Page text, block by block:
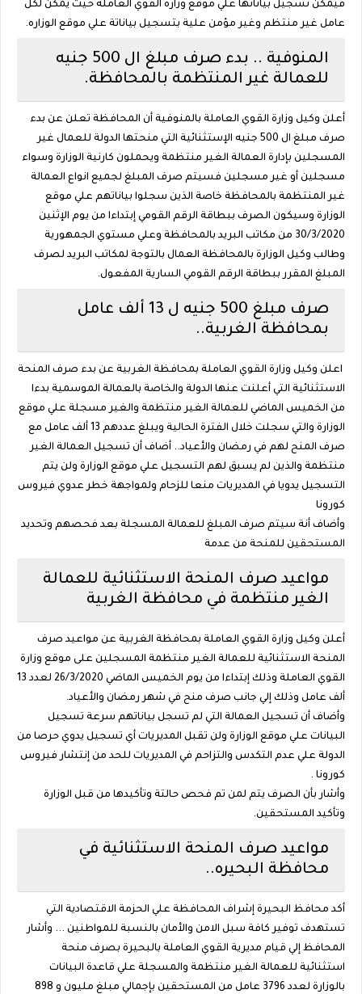
فيمكن تسجيل بياناتها علي موقع وزارة القوي العاملة حيث يمكن لكل
عامل غير منتظم وغير مؤمن علية بتسجيل بياناتة علي موقع الوزاره.
المنوفية .. بدء صرف مبلغ ال 500 جنيه
للعمالة غير المنتظمة بالمحافظة.
أعلن وكيل وزارة القوي العاملة بالمنوفية أن المحافظة تعلن عن بدء
صرف مبلغ ال 500 جنيه الإستثنائية التي منحتها الدولة للعمال غير
المسجلين بإدارة العمالة الغير منتظمة ويحملون كارنية الوزارة وسواء
مسجلين أو غير مسجلين فسيتم صرف المبلغ لجميع انواع العمالة
غير المنتظمة بالمحافظة خاصة الذين سجلوا بياناتهم علي موقع
الوزارة وسيكون الصرف ببطاقة الرقم القومي إبتداءا من يوم الإثنين
30/3/2020 من مكاتب البريد بالمحافظة وعلي مستوي الجمهورية
وطالب وكيل الوزارة بالمحافظة العمال بالتوجة لمكاتب البريد لصرف
المبلغ المقرر ببطاقة الرقم القومي السارية المفعول.
صرف مبلغ 500 جنيه ل 13 ألف عامل
بمحافظة الغربية..
اعلن وكيل وزارة القوي العاملة بمحافظة الغربية عن بدء صرف المنحة
الاستثنائية التي أعلنت عنها الدولة والخاصة بالعمالة الموسمية بدءا
من الخميس الماضي للعمالة الغير منتظمة والغير مسجلة علي موقع
الوزارة والتي سجلت خلال الفترة الحالية ويبلغ عددهم 13 ألف عامل مع
صرف المنح لهم في رمضان والأعياد.. أضاف أن تسجيل العمالة الغير
منتظمة والذين لم يسبق لهم التسجيل علي موقع الوزارة ولن يتم
التسجيل يدويا في المديريات منعا للزحام ولمواجهة خطر عدوي فيروس
كورونا
وأضاف أنة سيتم صرف المبلغ للعمالة المسجلة بعد فحصهم وتحديد
المستحقين للمنحة من عدمة
مواعيد صرف المنحة الاستثنائية للعمالة
الغير منتظمة في محافظة الغربية
أعلن وكيل وزارة القوي العاملة بمحافظة الغربية عن مواعيد صرف
المنحة الاستثنائية للعمالة الغير منتظمة المسجلين على موقع وزارة
القوي العاملة وذلك إبتداءا من يوم الخميس الماضي 26/3/2020 لعدد 13
ألف عامل وذلك إلي جانب صرف منح في شهر رمضان والأعياد.
وأضاف أن تسجيل العمالة التي لم تسجل بياناتهم سرعة تسجيل
البيانات علي موقع الوزارة ولن تقبل المديريات أي تسجيل يدوي حرصا من
الدولة علي عدم التكدس والتزاحم في المديريات للحد من إنتشار فيروس
كورونا .
وأشار بأن الصرف يتم لمن تم فحص حالتة وتأكيدها من قبل الوزارة
وتأكيد المستحقين.
مواعيد صرف المنحة الاستثنائية في
محافظة البحيره..
أكد محافظ البحيرة إشراف المحافظة علي الحزمة الاقتصادية التي
تستهدف توفير كافة سبل الامن والأمان بالنسبة للمواطنين ... وأشار
المحافظ إلي قيام مديرية القوي العاملة بالبحيرة بصرف منحة
استثنائية للعمالة الغير منتظمة والمسجلة علي قاعدة البيانات
بالوزارة لعدد 3796 عامل من المستحقين بإجمالي مبلغ مليون و 898